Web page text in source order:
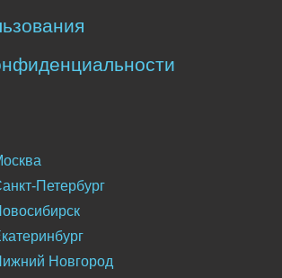
Петербург
Новгород